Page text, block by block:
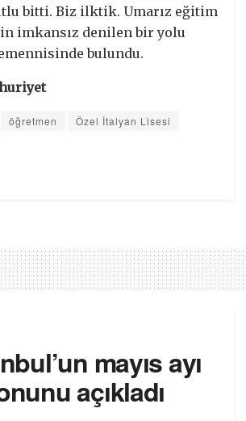
bitti. Biz ilktik. Umarız eğitim
imkansız denilen bir yolu
bulundu.
öğretmen
Özel İtalyan Lisesi
mayıs ayı
açıkladı